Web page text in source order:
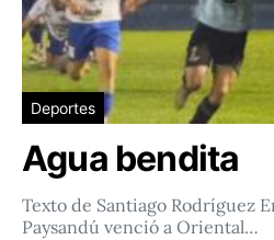
Deportes
Agua bendita
Texto de Santiago Rodríguez
Paysandú venció a Oriental…